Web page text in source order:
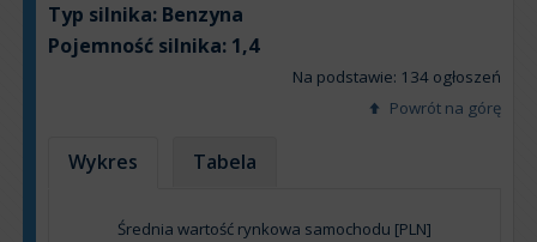
Typ silnika: Benzyna
Pojemność silnika: 1,4
Na podstawie: 134 ogłoszeń
Powrót na górę
Wykres Tabela
Średnia wartość rynkowa samochodu [PLN]